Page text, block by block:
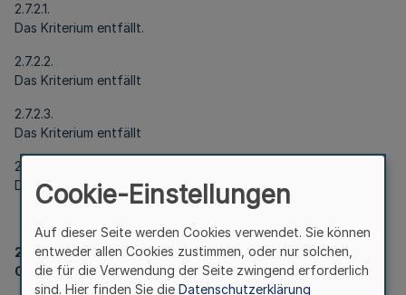
2.7.2.1.
Das Kriterium entfällt.
2.7.2.2.
Das Kriterium entfällt
2.7.2.3.
Das Kriterium entfällt
2.7.2.4.
Das Kriterium entfällt
2.8.
Grundlegende Anforderungen des Zugriffs-Schutzes
Cookie-Einstellungen
Auf dieser Seite werden Cookies verwendet. Sie können
entweder allen Cookies zustimmen, oder nur solchen,
die für die Verwendung der Seite zwingend erforderlich
sind. Hier finden Sie die Datenschutzerklärung